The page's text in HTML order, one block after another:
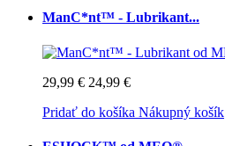
ManC*nt™ - Lubrikant...
29,99 € 24,99 €
Pridať do košíka Nákupný košík